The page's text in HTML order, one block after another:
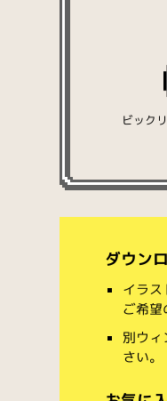
ビック
ダウン
イラス
ご希望
別ウ
さい。